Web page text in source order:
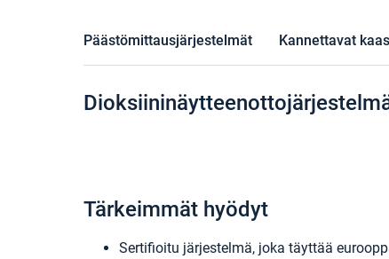
Päästömittausjärjestelmät Kannettavat
Tärkeimmät hyödyt
Sertifioitu järjestelmä, joka täyttää